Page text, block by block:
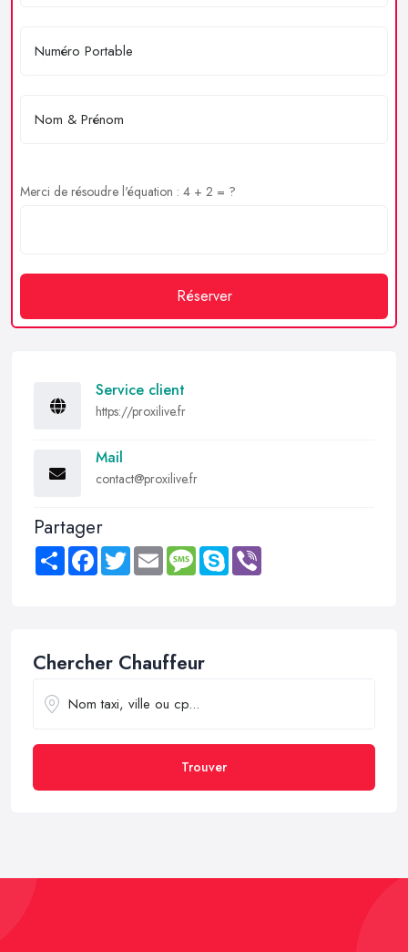
Merci de résoudre l'équation : 4 + 2 = ?
Réserver
Service client
https://proxilive.fr
Mail
contact@proxilive.fr
Partager
Share FacebookTwitter Email MessageSkype
Chercher Chauffeur
Trouver